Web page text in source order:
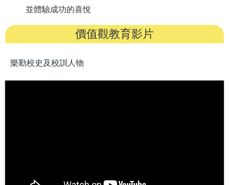
並體驗成功的喜悅
價值觀教育影片
樂勤校史及校訓人物